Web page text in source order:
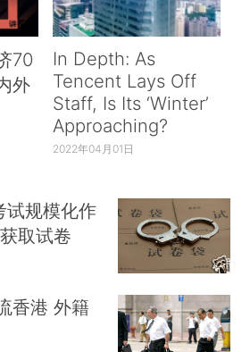
70
外
In Depth: As
Tencent Lays Off
Staff, Is Its ‘Winter’
Approaching?
2022年04月01日
试规模化作
取试卷
香港 外籍